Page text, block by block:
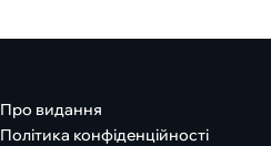
Про видання
Політика конфіденційності